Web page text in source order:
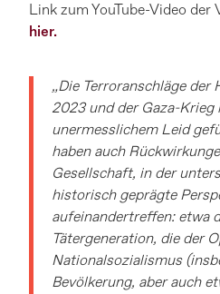
Link zum YouTube-Video
hier.
„Die Terroranschläge der
2023 und der Gaza-Krieg
unermesslichem Leid
haben auch
Gesellschaft, in der
historisch geprägte
aufeinandertreffen: etwa
Tätergeneration, die der
Nationalsozialismus
Bevölkerung, aber auch